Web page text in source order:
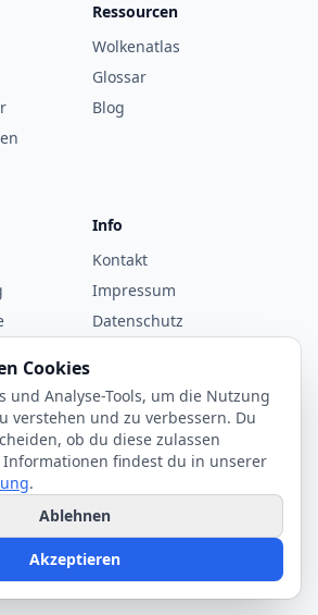
Ressourcen
Wolkenatlas
Glossar
Blog
Info
Kontakt
Impressum
Datenschutz
Alle Rechte vorbehalten.
Einstellungen
Cookies
und Analyse-Tools, um die Nutzung
verstehen und zu verbessern. Du
ob du diese zulassen
Informationen findest du in unserer
.
Ablehnen
Akzeptieren